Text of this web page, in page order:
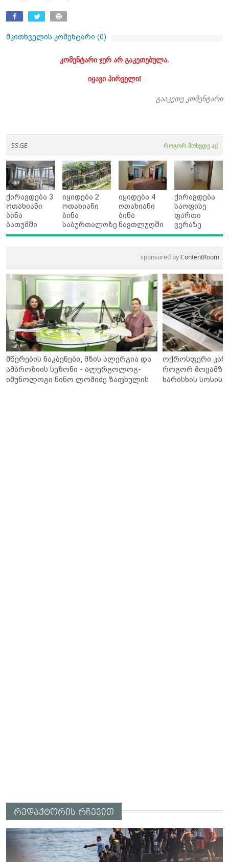
მკითხველის კომენტარი (0)
კომენტარი ჯერ არ გაკეთებულა.
იყავი პირველი!
გააკეთე კომენტარი
SS.GE როგორ მოხვდე აქ
ქირავდება 3
ოთახიანი
ბინა
ბათუმში
იყიდება 2
ოთახიანი
ბინა
საბურთალოზე
იყიდება 4
ოთახიანი
ბინა
ნავთლუღში
ქირავდება
საოფისე
ფართი
ვერაზე
sponsored byContentRoom
მწერების ნაკბენები, მზის ალერგია და
ამბროზიის სეზონი - ალერგოლოგ-
იმუნოლოგი ნინო ლომიძე ზაფხულის
ოქროსფერი კანი
როგორ
ხარისხის სოსისი
რედაქტორის რჩევით